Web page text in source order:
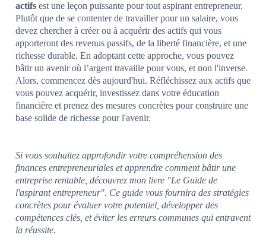
actifs est une leçon puissante pour tout aspirant entrepreneur.
Plutôt que de se contenter de travailler pour un salaire, vous
devez chercher à créer ou à acquérir des actifs qui vous
apporteront des revenus passifs, de la liberté financière, et une
richesse durable. En adoptant cette approche, vous pouvez
bâtir un avenir où l’argent travaille pour vous, et non l'inverse.
Alors, commencez dès aujourd'hui. Réfléchissez aux actifs que
vous pouvez acquérir, investissez dans votre éducation
financière et prenez des mesures concrètes pour construire une
base solide de richesse pour l'avenir.
Si vous souhaitez approfondir votre compréhension des
finances entrepreneuriales et apprendre comment bâtir une
entreprise rentable, découvrez mon livre "Le Guide de
l'aspirant entrepreneur". Ce guide vous fournira des stratégies
concrètes pour évaluer votre potentiel, développer des
compétences clés, et éviter les erreurs communes qui entravent
la réussite.